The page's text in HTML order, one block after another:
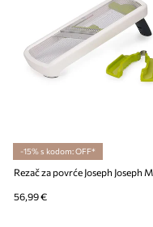
-15% s kodom: OFF*
56,99 €